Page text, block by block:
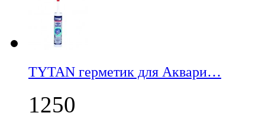
TYTAN герметик для Аквари…
1250